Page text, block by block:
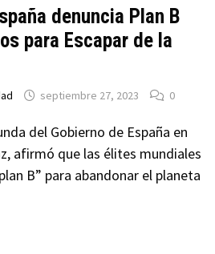
denuncia Plan B
para Escapar de la
septiembre 27, 2023 0
del Gobierno de España en
afirmó que las élites mundiales
B” para abandonar el planeta